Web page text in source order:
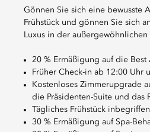
Gönnen Sie sich eine bewusste
Frühstück und gönnen Sie sich
Luxus in der
20 % Ermäßigung auf die Best
Früher Check-in ab 12:00 Uhr
Kostenloses Zimmerupgrade
die Präsidenten-Suite und das
Tägliches Frühstück
30 % Ermäßigung auf Spa-